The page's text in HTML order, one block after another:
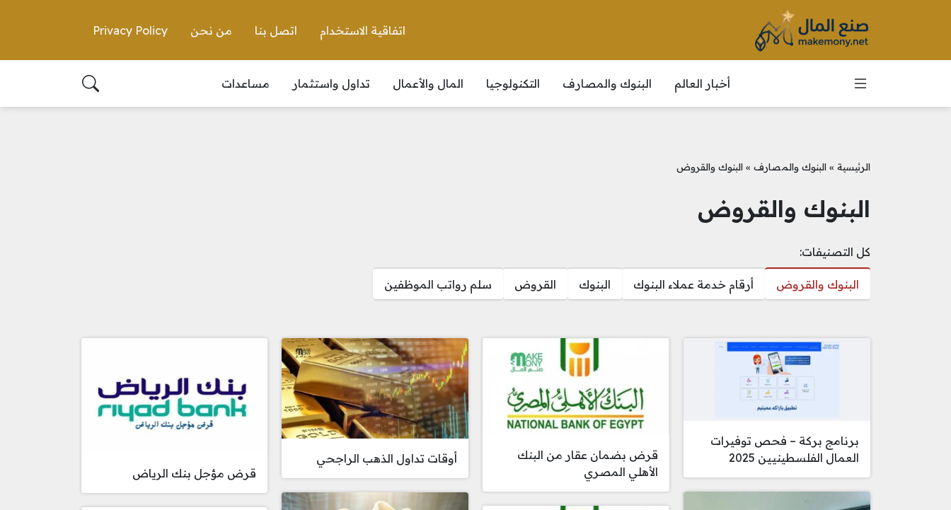
اتفاقية الاستخدام اتصل بنا من نحن Privacy Policy
أخبار العالم البنوك والمصارف التكنولوجيا المال والأعمال تداول واستثمار مساعدات
الرئيسية »البنوك والمصارف »البنوك والقروض
البنوك والقروض
كل التصنيفات:
أرقام خدمة عملاء البنوك البنوك البنوك والقروض القروض سلم رواتب الموظفين
برنامج بركة – فحص توفيرات
العمال الفلسطينيين 2025
قرض بضمان عقار من البنك
الأهلي المصري
أوقات تداول الذهب الراجحي
قرض مؤجل بنك الرياض